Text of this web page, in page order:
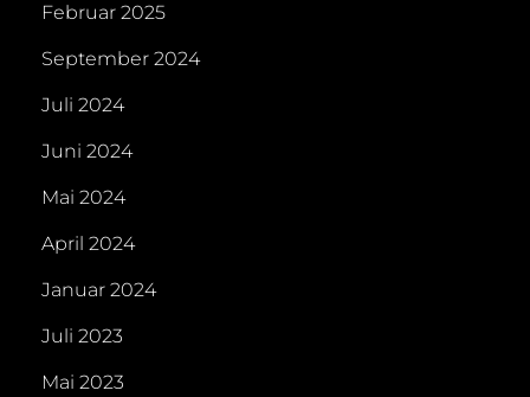
Februar 2025
September 2024
Juli 2024
Juni 2024
Mai 2024
April 2024
Januar 2024
Juli 2023
Mai 2023